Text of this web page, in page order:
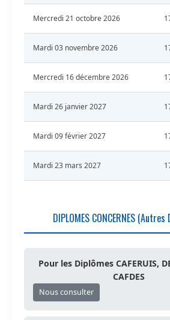
Mercredi 21 octobre 2026
Mardi 03 novembre 2026
Mercredi 16 décembre 2026
Mardi 26 janvier 2027
Mardi 09 février 2027
Mardi 23 mars 2027
DIPLOMES CONCERNES
Pour les Diplômes CAFERUIS,
CAFDES
Nous consulter